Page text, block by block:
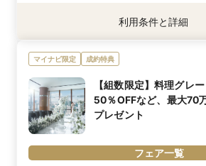
※レストランチケットとの併用不可
内容詳細
有名シェフが手掛けるサーモンのミキュイ・
牛ロースなど絶品試食をご用意。各界のエグ
らせてきた会員制レストランの最高級フレン
※「マイナビ限定特典」は、マイナビウエデ
学・フェア参加予約やお問い合わせをしてい
用されます。
利用条件と詳細
マイナビ限定 成約特典
【組数限定】料理グレ
50％OFFなど、最大70
プレゼント
フェア一覧